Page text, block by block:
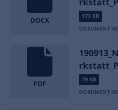
DOCX
173 KB
DOKUMENT
PDF
79 KB
DOKUMENT